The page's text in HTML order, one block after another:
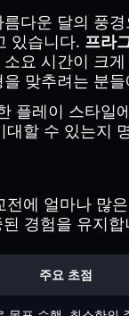
다운 달의 풍
있습니다. 프라
요 시간이 크
맞추려는 분
플레이 스타일
할 수 있는지
에 얼마나 많
경험을 유지합
주요 초점